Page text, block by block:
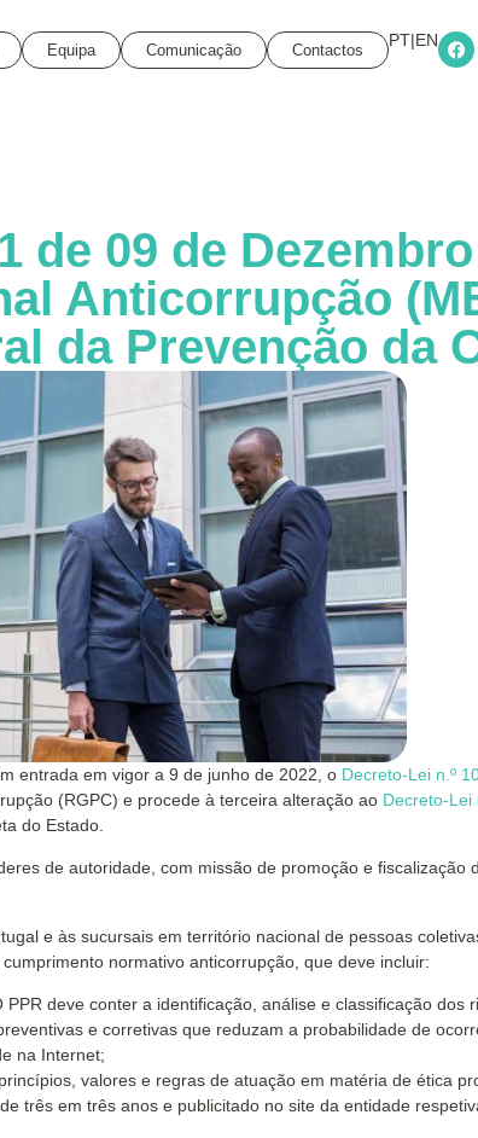
Equipa Comunicação Contactos
PT|EN
de 09 de
Anticorrupção
da Prevenção da
entrada em vigor a 9 de junho de 2022, o Decreto-Lei n.º
(RGPC) e procede à terceira alteração ao Decreto-Lei
do Estado.
de autoridade, com missão de promoção e fiscalização
e às sucursais em território nacional de pessoas
normativo anticorrupção, que deve incluir:
deve conter a identificação, análise e classificação dos
e corretivas que reduzam a probabilidade de
na Internet;
valores e regras de atuação em matéria de ética
três em três anos e publicitado no site da entidade